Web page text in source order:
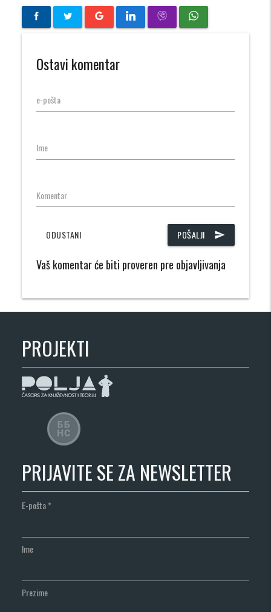
Ostavi komentar
e-pošta
Ime
Komentar
POŠALJI send
ODUSTANI
Vaš komentar će biti proveren pre objavljivanja
PROJEKTI
PRIJAVITE SE ZA NEWSLETTER
E-pošta*
Ime
Prezime